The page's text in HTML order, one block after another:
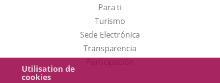
Utilisation de
cookies
Para ti
TurismoEste
enlace
se
Sede Electrónica
Transparencia